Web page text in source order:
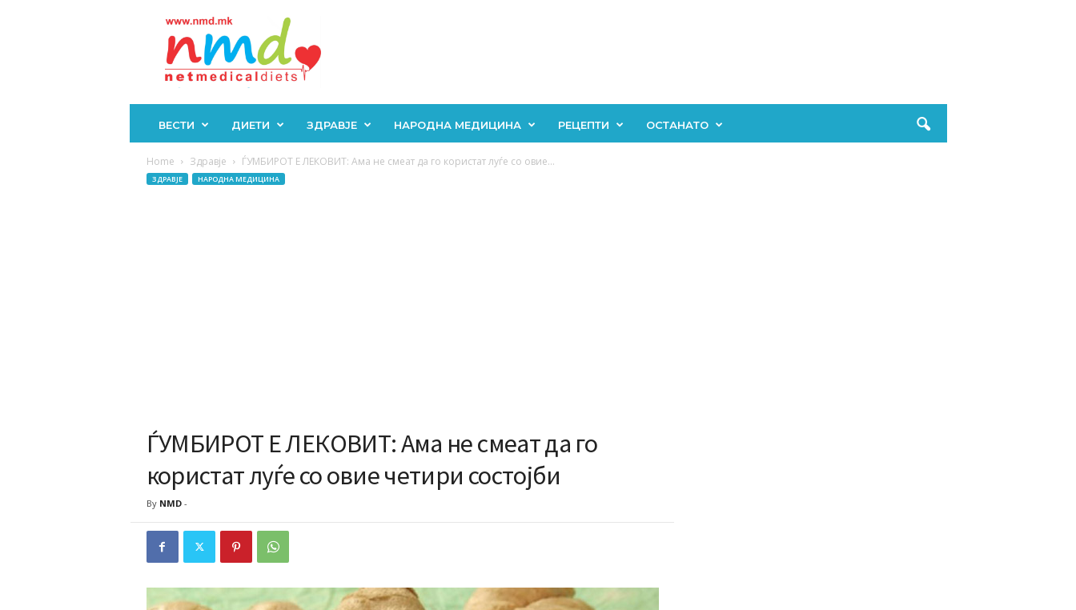
ВЕСТИ ДИЕТИ ЗДРАВЈЕ НАРОДНА МЕДИЦИНА РЕЦЕПТИ ОСТАНАТО
Home Здравје ЃУМБИРОТ Е ЛЕКОВИТ: Ама не смеат да го користат луѓе со овие...
ЗДРАВЈЕ НАРОДНА МЕДИЦИНА
ЃУМБИРОТ Е ЛЕКОВИТ: Ама не смеат да го
користат луѓе со овие четири состојби
By NMD-